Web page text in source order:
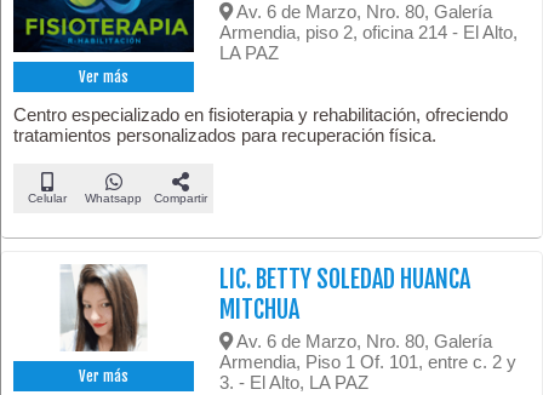
Ver más
Av. 6 de Marzo, Nro. 80, Galería
Armendia, piso 2, oficina 214 - El Alto,
LA PAZ
Centro especializado en fisioterapia y rehabilitación, ofreciendo
tratamientos personalizados para recuperación física.
Celular Whatsapp Compartir
Ver más
LIC. BETTY SOLEDAD HUANCA
MITCHUA
Av. 6 de Marzo, Nro. 80, Galería
Armendia, Piso 1 Of. 101, entre c. 2 y
3. - El Alto, LA PAZ